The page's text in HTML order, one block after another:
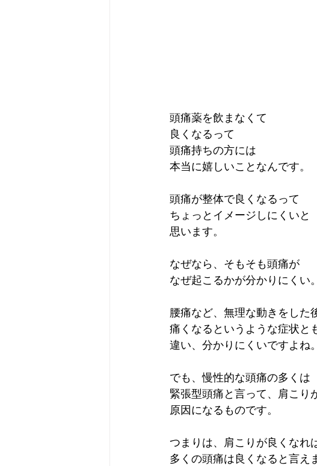
頭痛薬を飲まなくて
良くなるって
頭痛持ちの方には
本当に嬉しいことなんです。
頭痛が整体で良くなるって
ちょっとイメージしにくいと
思います。
なぜなら、そもそも頭痛が
なぜ起こるかが分かりにくい。
腰痛など、無理な動きをした
痛くなるというような症状と
違い、分かりにくいですよね。
でも、慢性的な頭痛の多くは
緊張型頭痛と言って、肩こり
原因になるものです。
つまりは、肩こりが良くなれ
多くの頭痛は良くなると言え